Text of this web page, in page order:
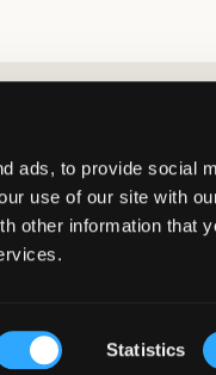
ads, to provide social
use of our site with
other information that
Statistics
© Copyright 2026 Kids Brand